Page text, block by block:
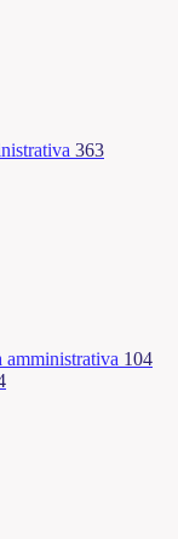
363
amministrativa 104